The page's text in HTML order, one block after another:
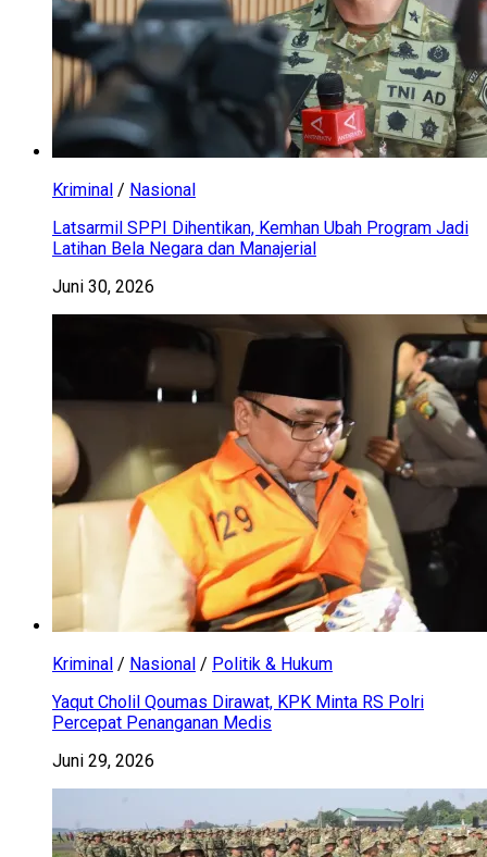
Kriminal / Nasional
Latsarmil SPPI Dihentikan, Kemhan Ubah Program Jadi
Latihan Bela Negara dan Manajerial
Juni 30, 2026
Kriminal / Nasional / Politik & Hukum
Yaqut Cholil Qoumas Dirawat, KPK Minta RS Polri
Percepat Penanganan Medis
Juni 29, 2026